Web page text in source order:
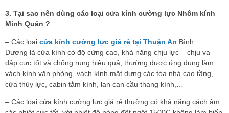
3. Tại sao nên dùng các loại cửa kính cường lực Nhôm kính
Minh Quân ?
– Các loại cửa kính cường lực giá rẻ tại Thuận An Bình
Dương là cửa kính có độ cứng cao, khả năng chịu lực – chịu va
đập cực tốt và chống rung hiệu quả, thường được ứng dụng làm
vách kính văn phòng, vách kính mặt dựng các tòa nhà cao tầng,
cửa thủy lực, cabin tắm kính, lan can cầu thang kính,…
– Các loại cửa kính cường lực giá rẻ thường có khả năng cách âm